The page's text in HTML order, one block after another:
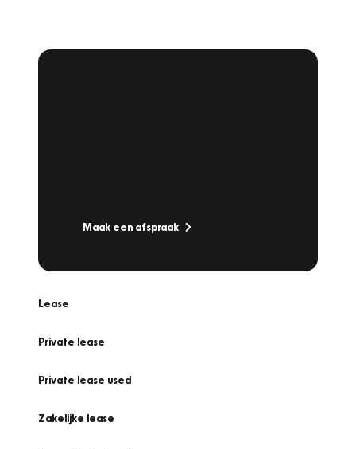
Maak een afspraak
Lease
Private lease
Private lease used
Zakelijke lease